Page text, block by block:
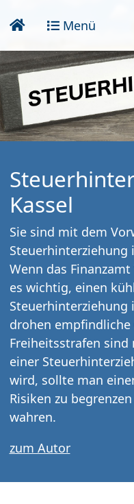
Menü
Kassel
Sie sind mit dem
Steuerhinterziehung
Wenn das
es wichtig, einen
Steuerhinterziehung
drohen empfindliche
Freiheitsstrafen sind
einer
wird, sollte man
Risiken zu
wahren.
zum Autor